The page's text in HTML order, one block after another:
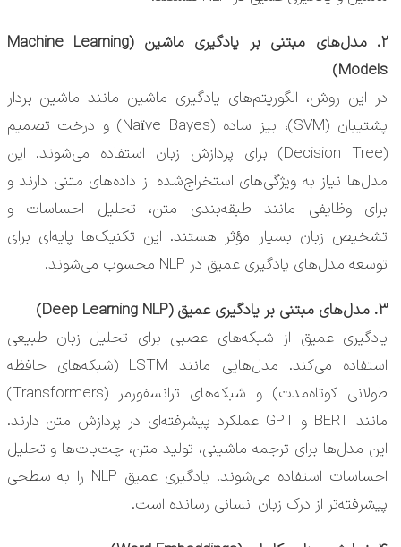
2. مدل‌های مبتنی بر یادگیری ماشین (Machine Learning
Models)
در این روش، الگوریتم‌های یادگیری ماشین مانند ماشین بردار
پشتیبان (SVM)، بیز ساده (Naïve Bayes) و درخت تصمیم
(Decision Tree) برای پردازش زبان استفاده می‌شوند. این
مدل‌ها نیاز به ویژگی‌های استخراج‌شده از داده‌های متنی دارند و
برای وظایفی مانند طبقه‌بندی متن، تحلیل احساسات و
تشخیص زبان بسیار مؤثر هستند. این تکنیک‌ها پایه‌ای برای
توسعه مدل‌های یادگیری عمیق در NLP محسوب می‌شوند.
3. مدل‌های مبتنی بر یادگیری عمیق (Deep Learning NLP)
یادگیری عمیق از شبکه‌های عصبی برای تحلیل زبان طبیعی
استفاده می‌کند. مدل‌هایی مانند LSTM (شبکه‌های حافظه
طولانی کوتاه‌مدت) و شبکه‌های ترانسفورمر (Transformers)
مانند BERT و GPT عملکرد پیشرفته‌ای در پردازش متن دارند.
این مدل‌ها برای ترجمه ماشینی، تولید متن، چت‌بات‌ها و تحلیل
احساسات استفاده می‌شوند. یادگیری عمیق NLP را به سطحی
پیشرفته‌تر از درک زبان انسانی رسانده است.